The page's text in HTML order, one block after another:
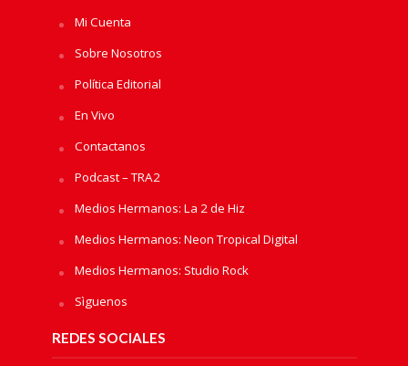
Mi Cuenta
Sobre Nosotros
Política Editorial
En Vivo
Contactanos
Podcast – TRA2
Medios Hermanos: La 2 de Hiz
Medios Hermanos: Neon Tropical Digital
Medios Hermanos: Studio Rock
Sìguenos
REDES SOCIALES